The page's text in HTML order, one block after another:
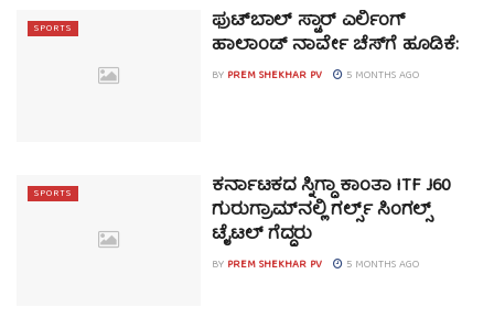
SPORTS ಫುಟ್‌ಬಾಲ್ ಸ್ಟಾರ್ ಎರ್ಲಿಂಗ್
ಹಾಲಾಂಡ್ ನಾರ್ವೇ ಚೆಸ್‌ಗೆ ಹೂಡಿಕೆ:
BY PREM SHEKHAR PV 5 MONTHS AGO
SPORTS ಕರ್ನಾಟಕದ ಸ್ನಿಗ್ಧಾ ಕಾಂತಾ ITF J60
ಗುರುಗ್ರಾಮ್‌ನಲ್ಲಿ ಗರ್ಲ್ಸ್ ಸಿಂಗಲ್ಸ್
ಟೈಟಲ್ ಗೆದ್ದರು
BY PREM SHEKHAR PV 5 MONTHS AGO